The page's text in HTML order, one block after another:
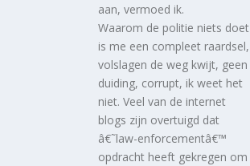
aan, vermoed ik.
Waarom de politie niets doet
is me een compleet raardsel,
volslagen de weg kwijt, geen
duiding, corrupt, ik weet het
niet. Veel van de internet
blogs zijn overtuigd dat
â€˜law-enforcementâ€™
opdracht heeft gekregen om